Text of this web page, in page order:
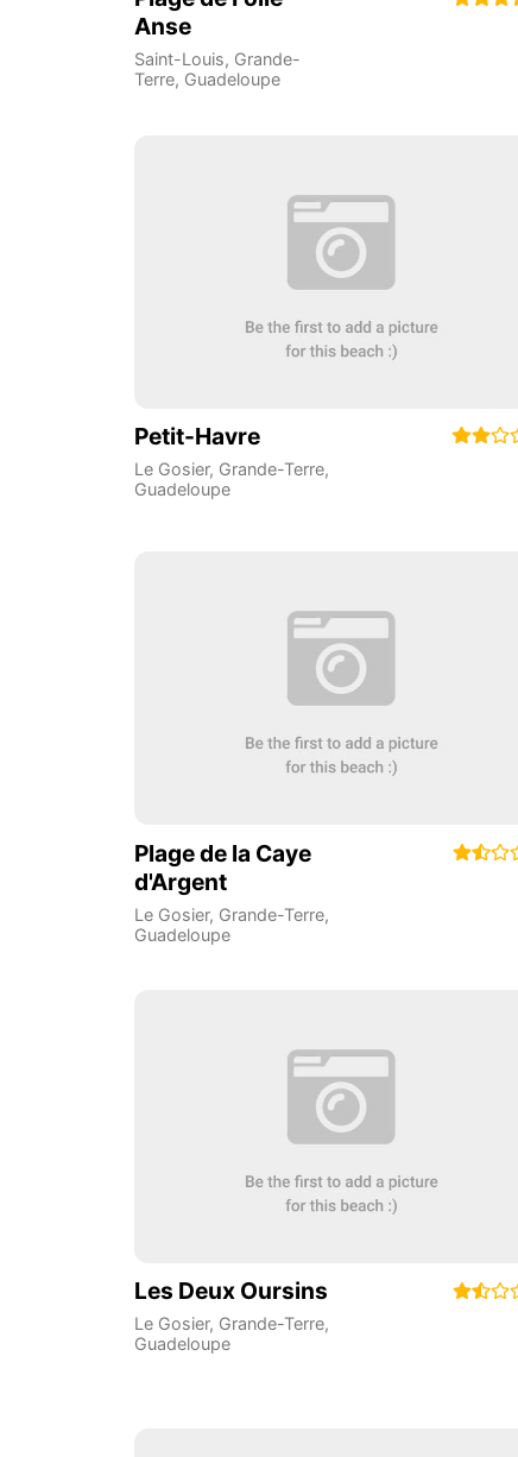
Anse
Saint-Louis, Grande-
Terre, Guadeloupe
Petit-Havre
Le Gosier, Grande-Terre,
Guadeloupe
Plage de la Caye
d'Argent
Le Gosier, Grande-Terre,
Guadeloupe
Les Deux Oursins
Le Gosier, Grande-Terre,
Guadeloupe